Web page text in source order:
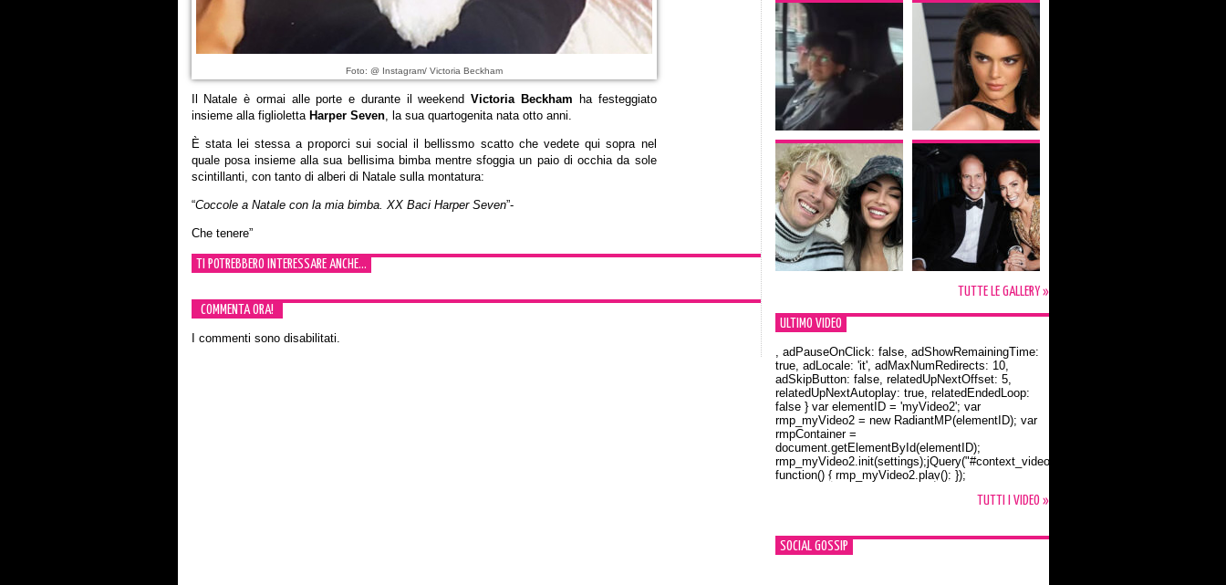
Foto: @ Instagram/ Victoria Beckham
Il Natale è ormai alle porte e durante il weekendVictoria Beckham ha festeggiato
insieme alla figlioletta Harper Seven, la sua quartogenita nata otto anni.
È stata lei stessa a proporci sui social il bellissmo scatto che vedete qui sopra nel
quale posa insieme alla sua bellisima bimba mentre sfoggia un paio di occhia da sole
scintillanti, con tanto di alberi di Natale sulla montatura:
“Coccole a Natale con la mia bimba. XX Baci Harper Seven”-
Che tenere”
TI POTREBBERO INTERESSARE ANCHE...
COMMENTA ORA!
I commenti sono disabilitati.
TUTTE LE GALLERY »
ULTIMO VIDEO
Orlando Bloom e la t-shirt dedicata a Flynn
, adPauseOnClick: false, adShowRemainingTime:
true, adLocale: 'it', adMaxNumRedirects: 10,
adSkipButton: false, relatedUpNextOffset: 5,
relatedUpNextAutoplay: true, relatedEndedLoop:
false } var elementID = 'myVideo2'; var
rmp_myVideo2 = new RadiantMP(elementID); var
rmpContainer =
document.getElementById(elementID);
rmp_myVideo2.init(settings);jQuery("#context_video2").one("mouseover",
function() { rmp_myVideo2.play(); });
TUTTI I VIDEO »
SOCIAL GOSSIP